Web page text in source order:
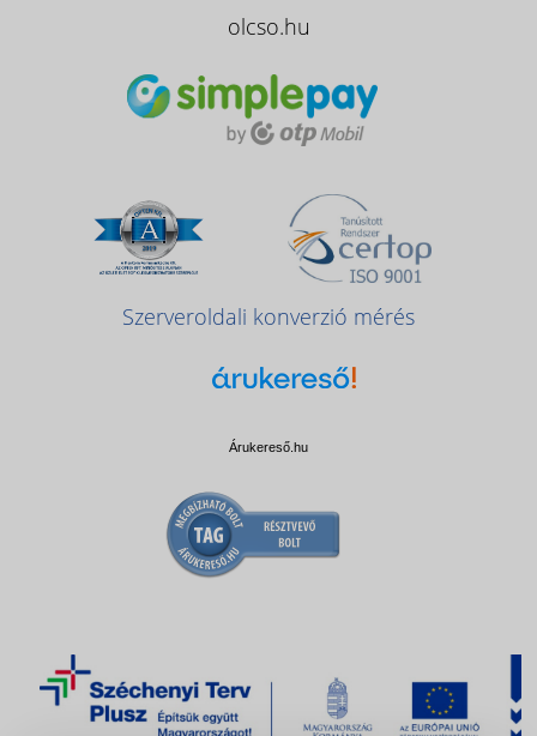
olcso.hu
Szerveroldali konverzió mérés
Árukereső.hu